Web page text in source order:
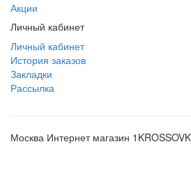
Акции
Личный кабинет
Личный кабинет
История заказов
Закладки
Рассылка
Москва Интернет магазин